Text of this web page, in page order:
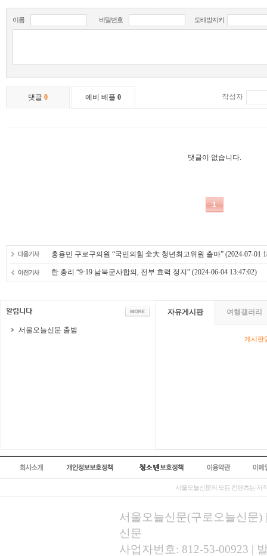
홍용민 구로구의원 “국민의힘 全大 청년최고위원 출마” (2024-07-01
한 총리 “9·19 남북군사합의, 전부 효력 정지” (2024-06-04 13:47:02)
서울오늘신문 출범
자유게시판 여행갤러리
게시판
서울오늘신문의 모든 컨텐츠는 저
서울오늘신문(구로오늘신문)
신문
사업자번호: 812-53-00923 |